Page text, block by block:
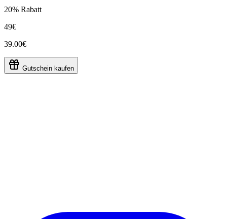
20% Rabatt
49€
39.00€
Gutschein kaufen